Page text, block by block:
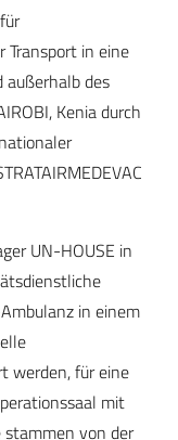
Transport in eine
außerhalb des
Kenia durch
UN-HOUSE in
in einem
werden, für eine
mit
von der